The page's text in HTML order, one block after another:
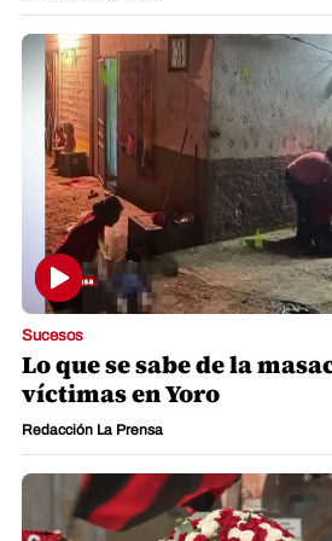
Sucesos
Lo que se sabe de la
víctimas en Yoro
Redacción La Prensa